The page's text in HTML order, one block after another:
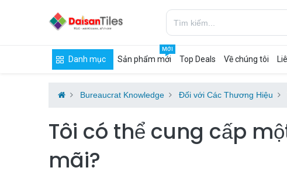
Danh mục Sản phẩm mới
MỚI
Top Deals Về chúng tôi
Bureaucrat Knowledge Đối với Các Thương Hiệu
Tôi có thể cung cấp
mãi?